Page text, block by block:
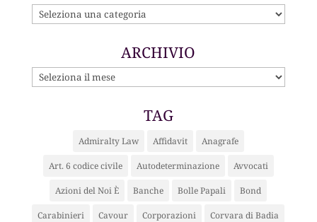
CATEGORIE
ARCHIVIO
ARCHIVIO
TAG
Admiralty Law Affidavit Anagrafe
Art. 6 codice civile Autodeterminazione Avvocati
Azioni del Noi È Banche Bolle Papali Bond
Carabinieri Cavour Corporazioni Corvara di Badia